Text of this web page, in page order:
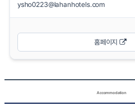
ysho0223@lahanhotels.com
홈페이지
Accommodation